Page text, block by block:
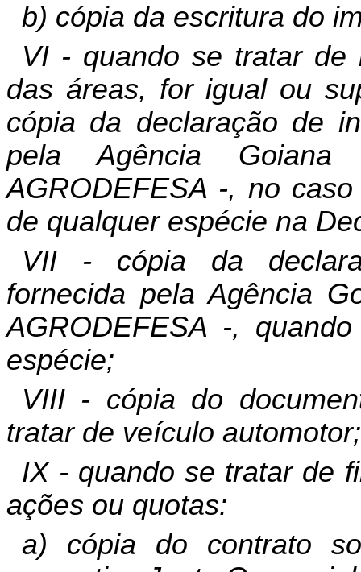
b) cópia da escritura do
VI - quando se tratar de
das áreas, for igual ou
cópia da declaração de
pela Agência
AGRODEFESA -, no
de qualquer espécie na
VII - cópia da
fornecida pela Agência
AGRODEFESA -,
espécie;
VIII - cópia do
tratar de veículo automotor;
IX - quando se tratar de
ações ou quotas:
a) cópia do contrato